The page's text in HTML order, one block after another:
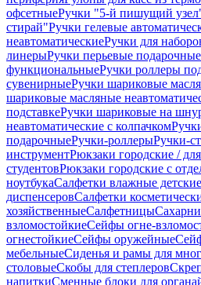
офсетныеРучки "5-й пишущий
стирай"Ручки гелевые
неавтоматическиеРучки для
линерыРучки перьевые подарочные
функциональныеРучки роллеры
сувенирныеРучки шариковые
шариковые масляные
подставкеРучки шариковые на
неавтоматические с колпачком
подарочныеРучки-роллерыРучки-
инструментРюкзаки городские /
студентовРюкзаки городские с
ноутбукаСалфетки влажные детские
диспенсеровСалфетки
хозяйственныеСалфетницы
взломостойкиеСейфы огне-
огнестойкиеСейфы оружейные
мебельныеСиденья и рамы для
столовыеСкобы для степлеров
напиткиСменные блоки для